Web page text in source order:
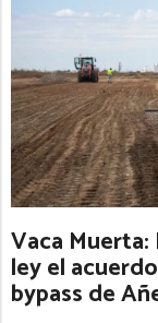
Vaca
ley el
bypass de